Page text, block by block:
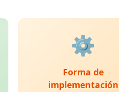
⚙️
Forma de
implementación